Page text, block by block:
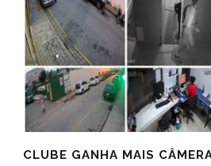
CLUBE GANHA MAIS